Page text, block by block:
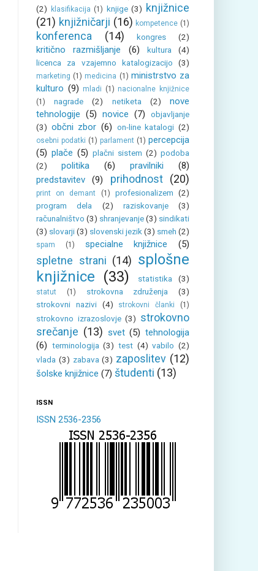
(2)
klasifikacija (1) knjige (3) knjižnice
(21) knjižničarji (16) kompetence (1)
konferenca (14) kongres (2)
kritično razmišljanje (6) kultura
(4)
licenca za vzajemno katalogizacijo
(3)
marketing (1) medicina (1) ministrstvo za
kulturo (9) mladi (1) nacionalne knjižnice
(1)
nagrade (2) netiketa (2)
nove
tehnologije (5) novice (7)
objavljanje
(3) občni zbor (6) on-line katalogi (2)
osebni podatki (1) parlament (1) percepcija
(5) plače (5) plačni sistem (2) podoba
(2)
politika (6) pravilniki
(8)
predstavitev
(9) prihodnost (20)
print on demant (1) profesionalizem (2)
program dela
(2) raziskovanje
(3)
računalništvo (3) shranjevanje(3) sindikati
(3) slovarji(3) slovenski jezik(3) smeh (2)
spam (1) specialne knjižnice (5)
spletne strani (14) splošne
knjižnice (33) statistika (3)
statut (1) strokovna združenja
(3)
strokovni nazivi (4) strokovni članki (1)
strokovno izrazoslovje (3) strokovno
srečanje (13) svet (5) tehnologija
(6) terminologija (3) test (4) vabilo (2)
vlada (3) zabava (3) zaposlitev (12)
šolske knjižnice (7) študenti (13)
ISSN
ISSN 2536-2356